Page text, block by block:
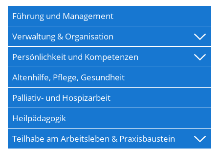
Führung und Management
Verwaltung & Organisation
Persönlichkeit und Kompetenzen
Altenhilfe, Pflege, Gesundheit
Palliativ- und Hospizarbeit
Heilpädagogik
Teilhabe am Arbeitsleben & Praxisbaustein